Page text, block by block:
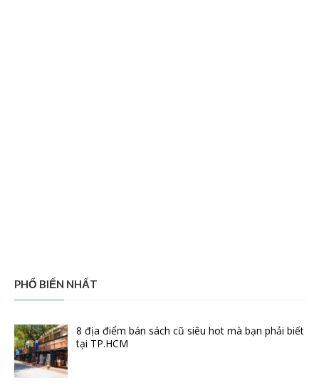
PHỔ BIẾN NHẤT
8 địa điểm bán sách cũ siêu hot mà bạn phải biết
tại TP.HCM